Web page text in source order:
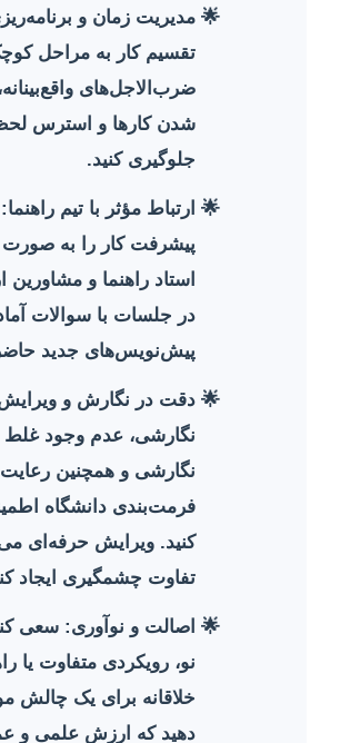
مدیریت زمان و
تقسیم کار به مراحل
ضرب‌الاجل‌های
شدن کارها و استرس
جلوگیری کنید.
ارتباط مؤثر با تیم راهنما:
پیشرفت کار را به
استاد راهنما و مشاورین
در جلسات با سوالات
پیش‌نویس‌های جدید
دقت در نگارش و
نگارشی، عدم وجود غلط
نگارشی و همچنین
فرمت‌بندی دانشگاه
کنید. ویرایش حرفه‌ای
تفاوت چشمگیری ایجاد
اصالت و نوآوری: سعی
نو، رویکردی متفاوت یا
خلاقانه برای یک چالش
دهید که ارزش علمی و